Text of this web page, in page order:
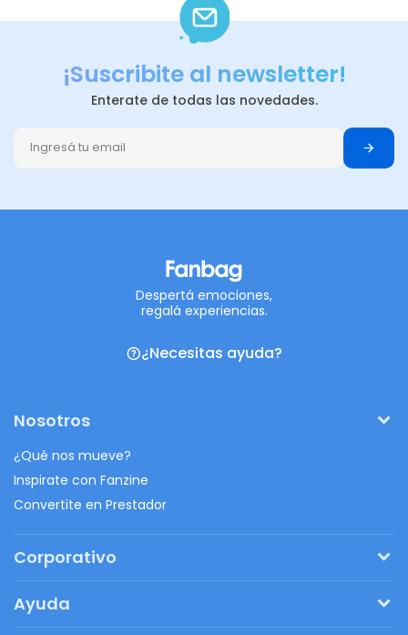
¡Suscribite al newsletter!
Enterate de todas las novedades.
Despertá emociones,
regalá experiencias.
¿Necesitas ayuda?
Nosotros
¿Qué nos mueve?
Inspirate con Fanzine
Convertite en Prestador
Corporativo
Regalos originales
Ayuda